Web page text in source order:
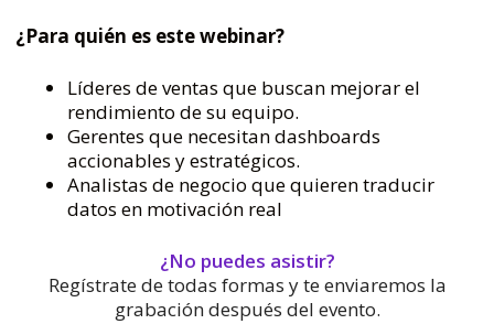
¿Para quién es estewebinar?
Líderes de ventas que buscan mejorar el
rendimiento de su equipo.
Gerentes que necesitan dashboards
accionables y estratégicos.
Analistas de negocio que quieren traducir
datos en motivación real
¿No puedes asistir?
Regístrate de todas formas y te enviaremos la
grabación después del evento.